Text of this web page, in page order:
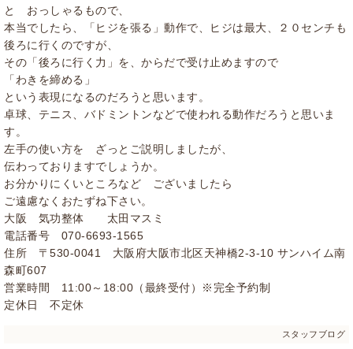
と おっしゃるもので、
本当でしたら、「ヒジを張る」動作で、ヒジは最大、２０センチも
後ろに行くのですが、
その「後ろに行く力」を、からだで受け止めますので
「わきを締める」
という表現になるのだろうと思います。
卓球、テニス、バドミントンなどで使われる動作だろうと思いま
す。
左手の使い方を ざっとご説明しましたが、
伝わっておりますでしょうか。
お分かりにくいところなど ございましたら
ご遠慮なくおたずね下さい。
大阪 気功整体 太田マスミ
電話番号 070-6693-1565
住所 〒530-0041 大阪府大阪市北区天神橋2-3-10 サンハイム南
森町607
営業時間 11:00～18:00（最終受付）※完全予約制
定休日 不定休
スタッフブログ